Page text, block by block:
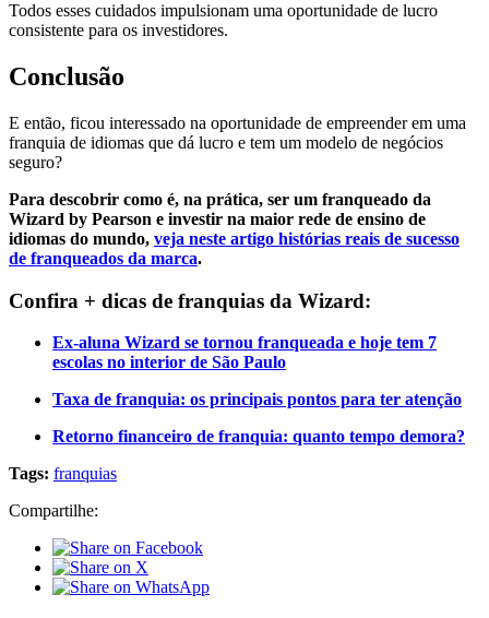
Todos esses cuidados impulsionam uma oportunidade de lucro
consistente para os investidores.
Conclusão
E então, ficou interessado na oportunidade de empreender em uma
franquia de idiomas que dá lucro e tem um modelo de negócios
seguro?
Para descobrir como é, na prática, ser um franqueado da
Wizard by Pearson e investir na maior rede de ensino de
idiomas do mundo, veja neste artigo histórias reais de sucesso
de franqueados da marca.
Confira + dicas de franquias da Wizard:
Ex-aluna Wizard se tornou franqueada e hoje tem 7
escolas no interior de São Paulo
Taxa de franquia: os principais pontos para ter atenção
Retorno financeiro de franquia: quanto tempo demora?
Tags: franquias
Compartilhe: